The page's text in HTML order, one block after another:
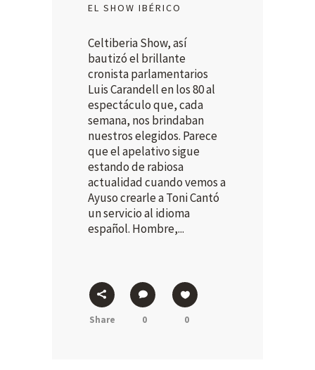
EL SHOW IBÉRICO
Celtiberia Show, así
bautizó el brillante
cronista parlamentarios
Luis Carandell en los 80 al
espectáculo que, cada
semana, nos brindaban
nuestros elegidos. Parece
que el apelativo sigue
estando de rabiosa
actualidad cuando vemos a
Ayuso crearle a Toni Cantó
un servicio al idioma
español. Hombre,...
Share 0 0